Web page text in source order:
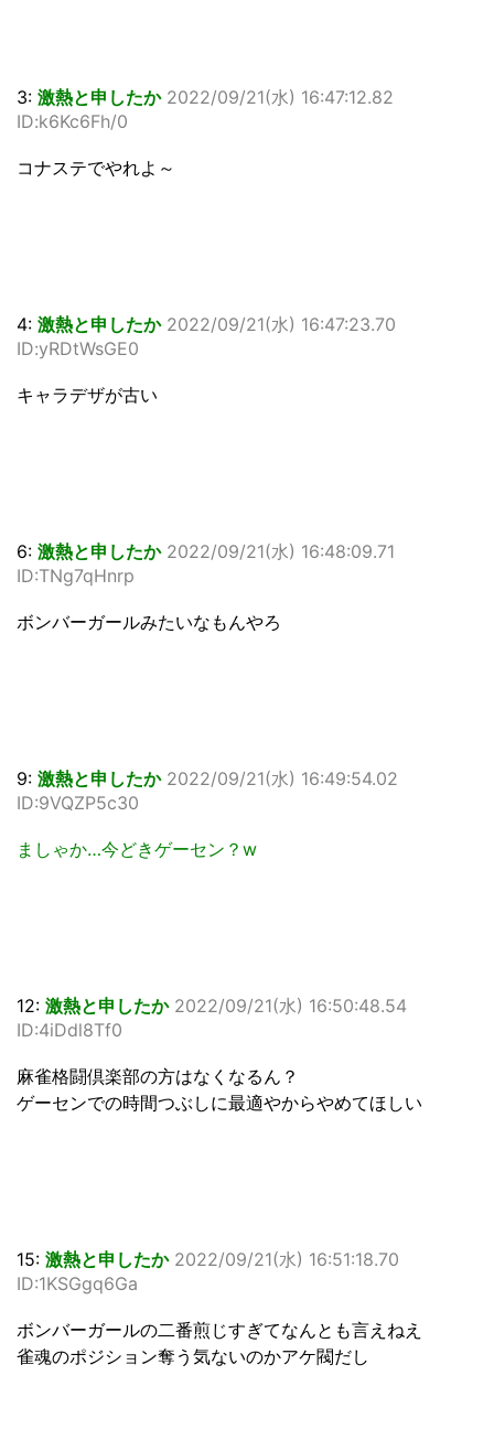
3: 激熱と申したか 2022/09/21(水) 16:47:12.82
ID:k6Kc6Fh/0
コナステでやれよ～
4: 激熱と申したか 2022/09/21(水) 16:47:23.70
ID:yRDtWsGE0
キャラデザが古い
6: 激熱と申したか 2022/09/21(水) 16:48:09.71
ID:TNg7qHnrp
ボンバーガールみたいなもんやろ
9: 激熱と申したか 2022/09/21(水) 16:49:54.02
ID:9VQZP5c30
ましゃか…今どきゲーセン？w
12: 激熱と申したか 2022/09/21(水) 16:50:48.54
ID:4iDdl8Tf0
麻雀格闘倶楽部の方はなくなるん？
ゲーセンでの時間つぶしに最適やからやめてほしい
15: 激熱と申したか 2022/09/21(水) 16:51:18.70
ID:1KSGgq6Ga
ボンバーガールの二番煎じすぎてなんとも言えねえ
雀魂のポジション奪う気ないのかアケ閥だし